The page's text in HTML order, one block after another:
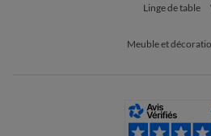
Linge de table
Meuble et